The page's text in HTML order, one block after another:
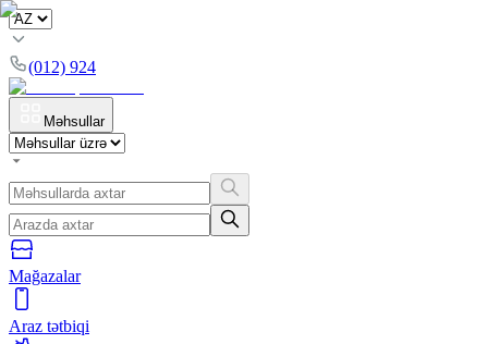
(012) 924
Məhsullar
Mağazalar
Araz tətbiqi